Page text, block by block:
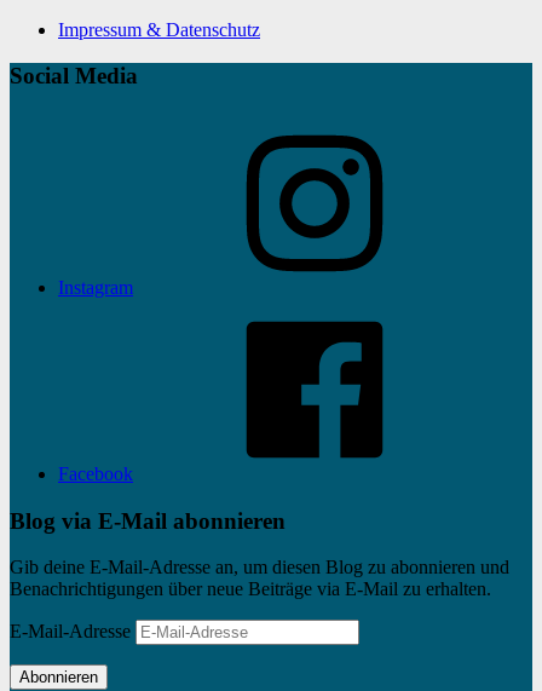
Impressum & Datenschutz
Social Media
Instagram
Facebook
Blog via E-Mail abonnieren
Gib deine E-Mail-Adresse an, um diesen Blog zu abonnieren und
Benachrichtigungen über neue Beiträge via E-Mail zu erhalten.
E-Mail-Adresse
Abonnieren